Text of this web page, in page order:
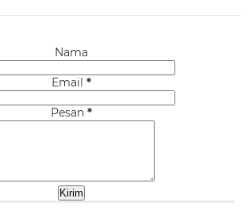
Nama
Email *
Pesan *